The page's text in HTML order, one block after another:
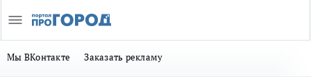
Мы ВКонтакте Заказать рекламу